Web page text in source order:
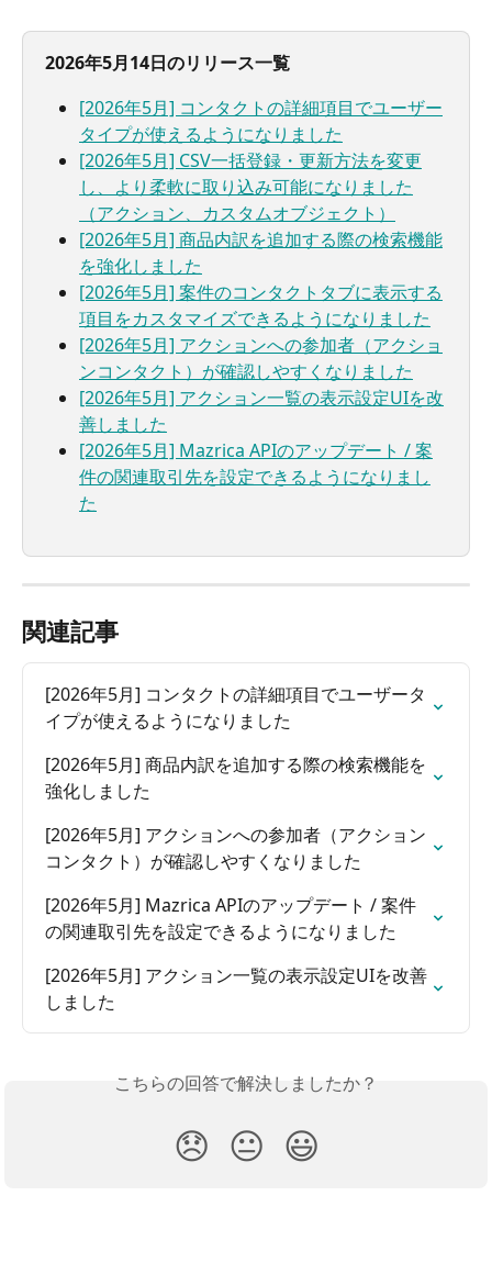
2026年5月14日のリリース一覧
[2026年5月] コンタクトの詳細項目でユーザー
タイプが使えるようになりました
[2026年5月] CSV一括登録・更新方法を変更
し、より柔軟に取り込み可能になりました
（アクション、カスタムオブジェクト）
[2026年5月] 商品内訳を追加する際の検索機能
を強化しました
[2026年5月] 案件のコンタクトタブに表示する
項目をカスタマイズできるようになりました
[2026年5月] アクションへの参加者（アクショ
ンコンタクト）が確認しやすくなりました
[2026年5月] アクション一覧の表示設定UIを改
善しました
[2026年5月] Mazrica APIのアップデート / 案
件の関連取引先を設定できるようになりまし
た
関連記事
[2026年5月] コンタクトの詳細項目でユーザータ
イプが使えるようになりました
[2026年5月] 商品内訳を追加する際の検索機能を
強化しました
[2026年5月] アクションへの参加者（アクション
コンタクト）が確認しやすくなりました
[2026年5月] Mazrica APIのアップデート / 案件
の関連取引先を設定できるようになりました
[2026年5月] アクション一覧の表示設定UIを改善
しました
こちらの回答で解決しましたか？
😞 😐 😃